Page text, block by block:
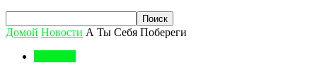
Домой Новости А Ты Себя Побереги